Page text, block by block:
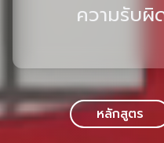
ความรับ
หลักสูตร